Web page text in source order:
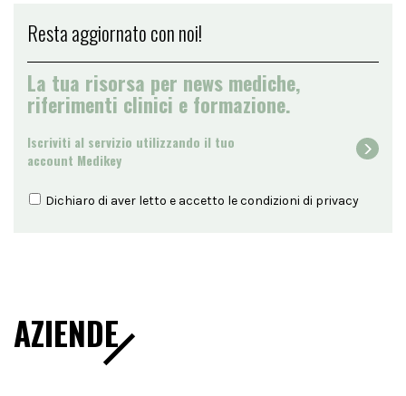
Resta aggiornato con noi!
La tua risorsa per news mediche,
riferimenti clinici e formazione.
Iscriviti al servizio utilizzando il tuo
account Medikey
Dichiaro di aver letto e accetto le condizioni di privacy
AZIENDE